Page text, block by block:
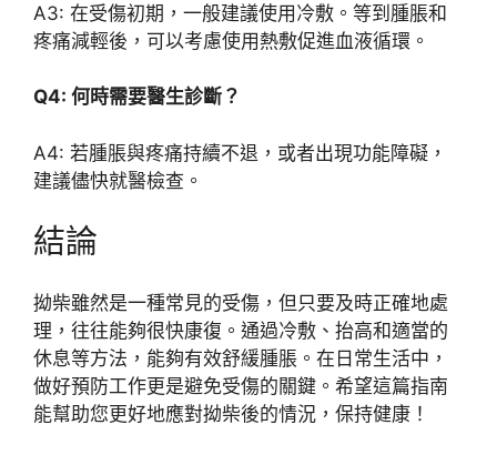
A3: 在受傷初期，一般建議使用冷敷。等到腫脹和
疼痛減輕後，可以考慮使用熱敷促進血液循環。
Q4: 何時需要醫生診斷？
A4: 若腫脹與疼痛持續不退，或者出現功能障礙，
建議儘快就醫檢查。
結論
拗柴雖然是一種常見的受傷，但只要及時正確地處
理，往往能夠很快康復。通過冷敷、抬高和適當的
休息等方法，能夠有效舒緩腫脹。在日常生活中，
做好預防工作更是避免受傷的關鍵。希望這篇指南
能幫助您更好地應對拗柴後的情況，保持健康！